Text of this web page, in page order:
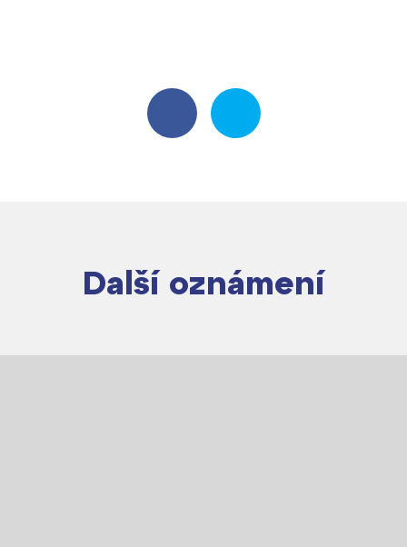
Další oznámení